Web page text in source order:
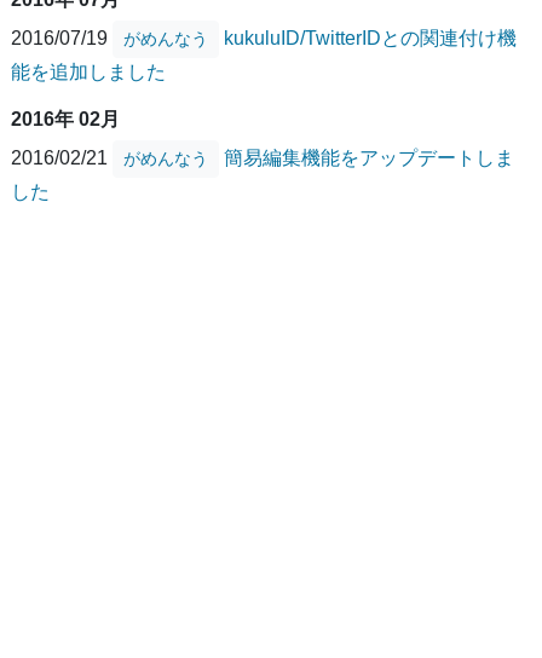
2016/07/19
がめんなう
kukuluID/TwitterIDとの関連付け機
能を追加しました
2016年 02月
2016/02/21
がめんなう
簡易編集機能をアップデートしま
した